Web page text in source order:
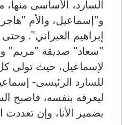
السارد، الأساسى منها،
و"إسماعيل، والأم
إبراهيم العبراني".
"سعاد" صديقة "مريم"
لإسماعيل، حيث تولى
للسارد الرئيسى-
ليعرفه بنفسه، فاصبح
بضمير الأنا، وإن تعددت